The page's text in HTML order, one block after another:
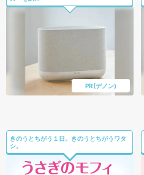
PR(デノン)
きのうとちがう１日。きのうとちがうワタ
シ。